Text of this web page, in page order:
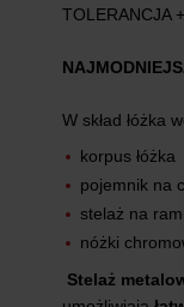
TOLERANCJA
W skład łóżka
korpus łóżka
pojemnik na
stelaż na
nóżki
Stelaż